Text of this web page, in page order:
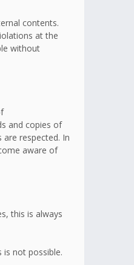
contents.
at the
without
and copies of
respected. In
aware of
this is always
not possible.